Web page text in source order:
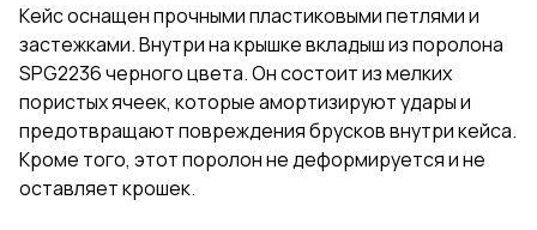
Кейс оснащен прочными пластиковыми петлями и
застежками. Внутри на крышке вкладыш из поролона
SPG2236 черного цвета. Он состоит из мелких
пористых ячеек, которые амортизируют удары и
предотвращают повреждения брусков внутри кейса.
Кроме того, этот поролон не деформируется и не
оставляет крошек.